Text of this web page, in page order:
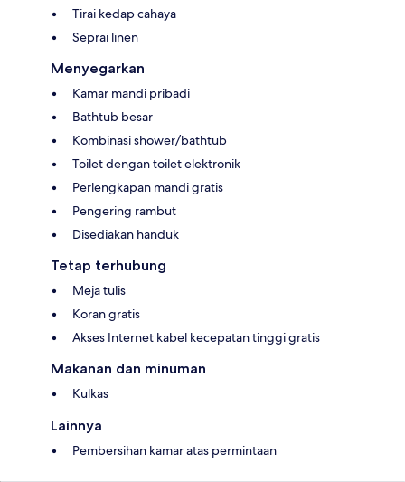
Tirai kedap cahaya
Seprai linen
Menyegarkan
Kamar mandi pribadi
Bathtub besar
Kombinasi shower/bathtub
Toilet dengan toilet elektronik
Perlengkapan mandi gratis
Pengering rambut
Disediakan handuk
Tetap terhubung
Meja tulis
Koran gratis
Akses Internet kabel kecepatan tinggi gratis
Makanan dan minuman
Kulkas
Lainnya
Pembersihan kamar atas permintaan